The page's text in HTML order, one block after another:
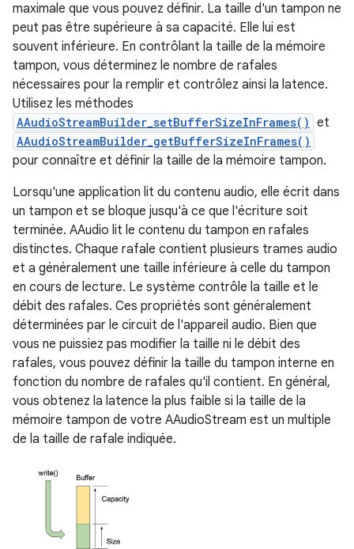
maximale que vous pouvez définir. La taille d'un tampon ne
peut pas être supérieure à sa capacité. Elle lui est
souvent inférieure. En contrôlant la taille de la mémoire
tampon, vous déterminez le nombre de rafales
nécessaires pour la remplir et contrôlez ainsi la latence.
Utilisez les méthodes
AAudioStreamBuilder_setBufferSizeInFrames() et
AAudioStreamBuilder_getBufferSizeInFrames()
pour connaître et définir la taille de la mémoire tampon.
Lorsqu'une application lit du contenu audio, elle écrit dans
un tampon et se bloque jusqu'à ce que l'écriture soit
terminée. AAudio lit le contenu du tampon en rafales
distinctes. Chaque rafale contient plusieurs trames audio
et a généralement une taille inférieure à celle du tampon
en cours de lecture. Le système contrôle la taille et le
débit des rafales. Ces propriétés sont généralement
déterminées par le circuit de l'appareil audio. Bien que
vous ne puissiez pas modifier la taille ni le débit des
rafales, vous pouvez définir la taille du tampon interne en
fonction du nombre de rafales qu'il contient. En général,
vous obtenez la latence la plus faible si la taille de la
mémoire tampon de votre AAudioStream est un multiple
de la taille de rafale indiquée.